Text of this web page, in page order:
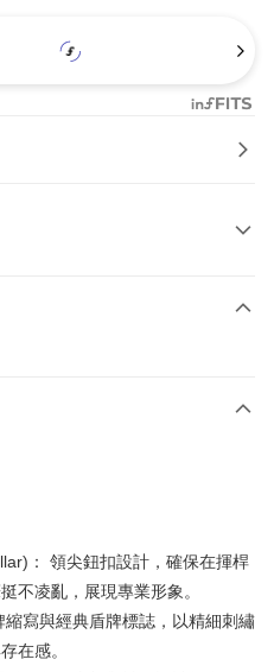
供され、台湾大哥大のユーザーは追
： 領尖鈕扣設計，確保在揮桿
不凌亂，展現專業形象。
寫與經典盾牌標誌，以精細刺繡
在感。